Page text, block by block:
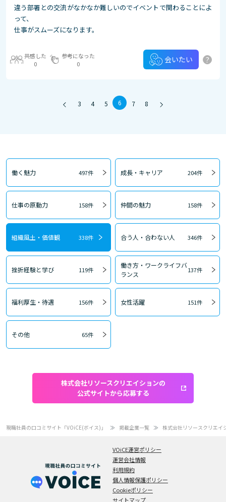
違う部署との交流がなかなか難しいのでイベントで関わることによ
って、
仕事がスムーズになります。
共感した
0
参考になった
0
会いたい ?
3 4 5 6 7 8
働く魅力 497件 成長・キャリア 204件
仕事の原動力 158件 仲間の魅力 158件
組織風土・価値観 338件 合う人・合わない人 346件
挫折経験と学び 119件
働き方・ワークライフバ
ランス
137件
福利厚生・待遇 156件 女性活躍 151件
その他 65件
株式会社リソースクリエイションの
公式サイトから応募する
現職社員の口コミサイト「VOiCE(ボイス)」 掲載企業一覧 株式会社リソースクリエイ
VOiCE運営ポリシー
運営会社情報
利用規約
個人情報保護ポリシー
Cookieポリシー
サイトマップ